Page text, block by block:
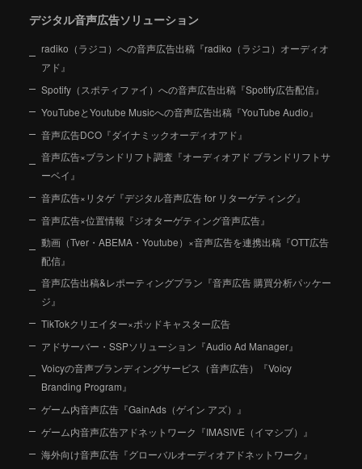
デジタル音声広告ソリューション
radiko（ラジコ）への音声広告出稿『radiko（ラジコ）オーディオ
アド』
Spotify（スポティファイ）への音声広告出稿『Spotify広告配信』
YouTubeとYoutube Musicへの音声広告出稿『YouTube Audio』
音声広告DCO『ダイナミックオーディオアド』
音声広告×ブランドリフト調査『オーディオアド ブランドリフトサ
ーベイ』
音声広告×リタゲ『デジタル音声広告 for リターゲティング』
音声広告×位置情報『ジオターゲティング音声広告』
動画（Tver・ABEMA・Youtube）×音声広告を連携出稿『OTT広告
配信』
音声広告出稿&レポーティングプラン『音声広告 購買分析パッケー
ジ』
TikTokクリエイター×ポッドキャスター広告
アドサーバー・SSPソリューション『Audio Ad Manager』
Voicyの音声ブランディングサービス（音声広告）『Voicy
Branding Program』
ゲーム内音声広告『GainAds（ゲイン アズ）』
ゲーム内音声広告アドネットワーク『IMASIVE（イマシブ）』
海外向け音声広告『グローバルオーディオアドネットワーク』